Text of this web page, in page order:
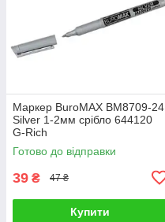
Маркер BuroMAX BM8709-24
Silver 1-2мм срібло 644120
G-Rich
Готово до відправки
39 ₴ 47 ₴
Купити